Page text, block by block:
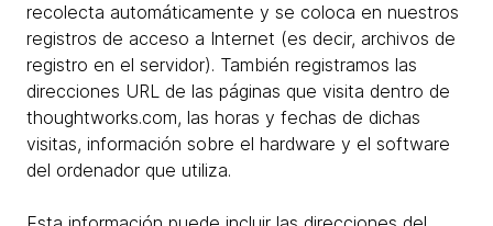
recolecta automáticamente y se coloca en nuestros
registros de acceso a Internet (es decir, archivos de
registro en el servidor). También registramos las
direcciones URL de las páginas que visita dentro de
thoughtworks.com, las horas y fechas de dichas
visitas, información sobre el hardware y el software
del ordenador que utiliza.